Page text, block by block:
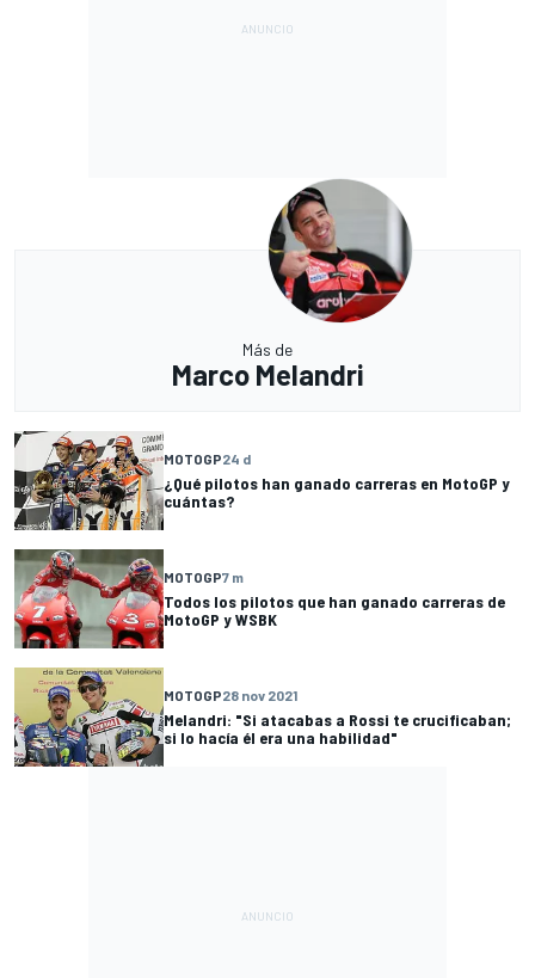
Más de
Marco Melandri
MOTOGP24 d
¿Qué pilotos han ganado carreras en MotoGP y
cuántas?
MOTOGP7 m
Todos los pilotos que han ganado carreras de
MotoGP y WSBK
MOTOGP28 nov 2021
Melandri: "Si atacabas a Rossi te crucificaban;
si lo hacía él era una habilidad"